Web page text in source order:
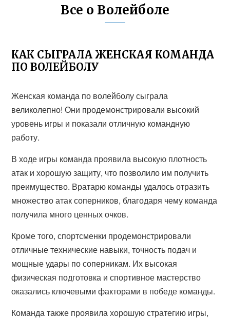
Все о Волейболе
КАК СЫГРАЛА ЖЕНСКАЯ КОМАНДА
ПО ВОЛЕЙБОЛУ
Женская команда по волейболу сыграла
великолепно! Они продемонстрировали высокий
уровень игры и показали отличную командную
работу.
В ходе игры команда проявила высокую плотность
атак и хорошую защиту, что позволило им получить
преимущество. Вратарю команды удалось отразить
множество атак соперников, благодаря чему команда
получила много ценных очков.
Кроме того, спортсменки продемонстрировали
отличные технические навыки, точность подач и
мощные удары по соперникам. Их высокая
физическая подготовка и спортивное мастерство
оказались ключевыми факторами в победе команды.
Команда также проявила хорошую стратегию игры,